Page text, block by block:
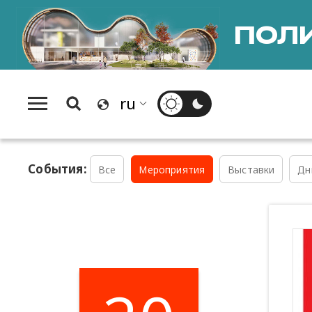
События: Все Мероприятия Выставки